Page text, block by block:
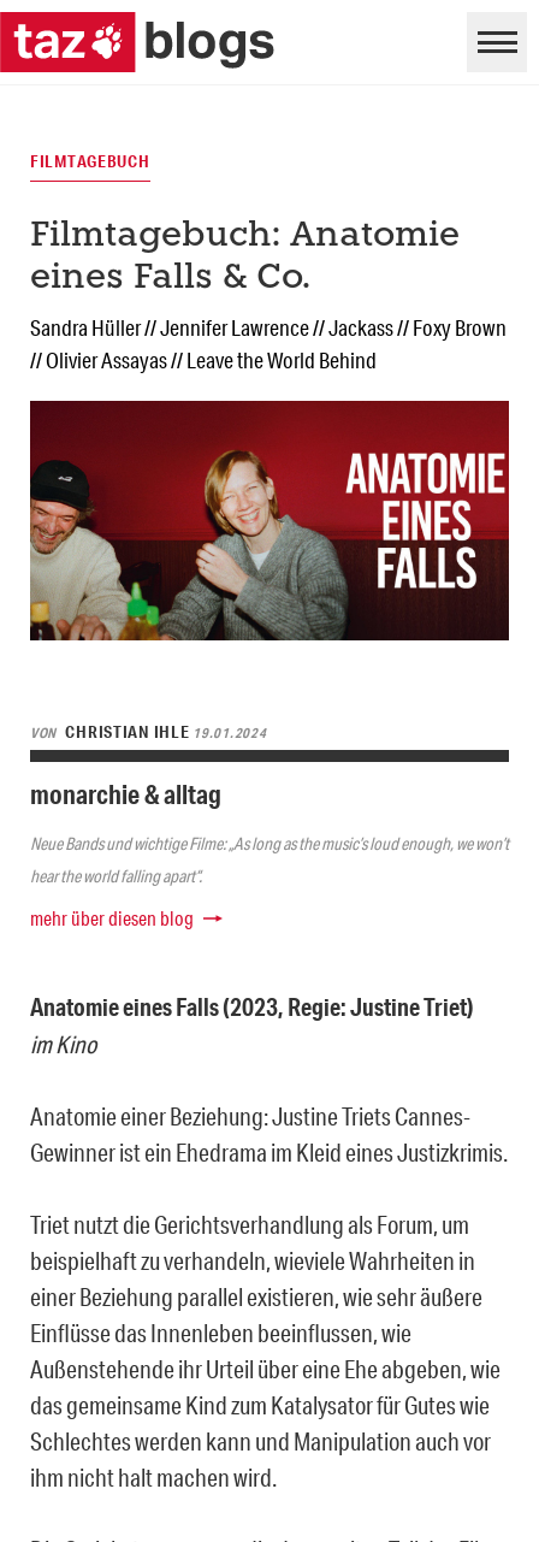
FILMTAGEBUCH
Filmtagebuch: Anatomie
eines Falls & Co.
Sandra Hüller // Jennifer Lawrence // Jackass // Foxy Brown
// Olivier Assayas // Leave the World Behind
VON CHRISTIAN IHLE 19.01.2024
monarchie & alltag
Neue Bands und wichtige Filme: „As long as the music’s loud enough, we won’t
hear the world falling apart“.
mehr über diesen blog
Anatomie eines Falls (2023, Regie: Justine Triet)
im Kino
Anatomie einer Beziehung: Justine Triets Cannes-
Gewinner ist ein Ehedrama im Kleid eines Justizkrimis.
Triet nutzt die Gerichtsverhandlung als Forum, um
beispielhaft zu verhandeln, wieviele Wahrheiten in
einer Beziehung parallel existieren, wie sehr äußere
Einflüsse das Innenleben beeinflussen, wie
Außenstehende ihr Urteil über eine Ehe abgeben, wie
das gemeinsame Kind zum Katalysator für Gutes wie
Schlechtes werden kann und Manipulation auch vor
ihm nicht halt machen wird.